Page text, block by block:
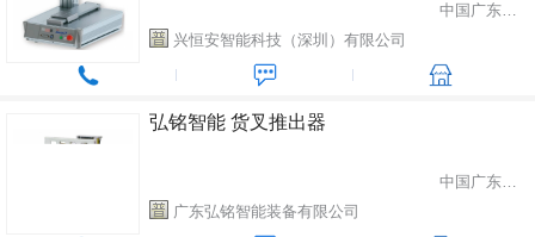
中国广东省深圳市
兴恒安智能科技（深圳）有限公司
弘铭智能 货叉推出器
中国广东省佛山市
广东弘铭智能装备有限公司